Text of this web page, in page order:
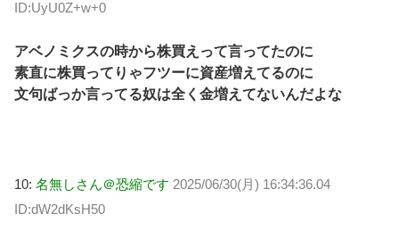
ID:UyU0Z+w+0
アベノミクスの時から株買えって言ってたのに
素直に株買ってりゃフツーに資産増えてるのに
文句ばっか言ってる奴は全く金増えてないんだよな
10: 名無しさん＠恐縮です 2025/06/30(月) 16:34:36.04
ID:dW2dKsH50